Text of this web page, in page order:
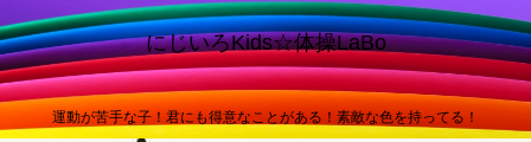
にじいろKids☆体操LaBo
運動が苦手な子！君にも得意なことがある！素敵な色を持ってる！